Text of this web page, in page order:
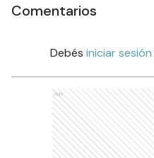
Comentarios
Debés iniciar sesión
Ads